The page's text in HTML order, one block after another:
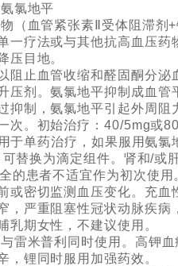
氯地平
（血管紧张素Ⅱ受体阻滞剂
一疗法或与其他抗高血压
压目地。
阻止血管收缩和醛固酮分
压剂。氨氯地平抑制成血管
抑制，氨氯地平引起外周阻
次。初始治疗：40/5mg或
于单药治疗，如果服用氨氯
替换为滴定组件。肾和/或
的患者不适宜作为初次使用
或密切监测血压变化。充
，严重阻塞性冠状动脉疾病
乳期女性，不建议使用。
雷米普利同时使用。高钾
，锂同时服用加强药效。